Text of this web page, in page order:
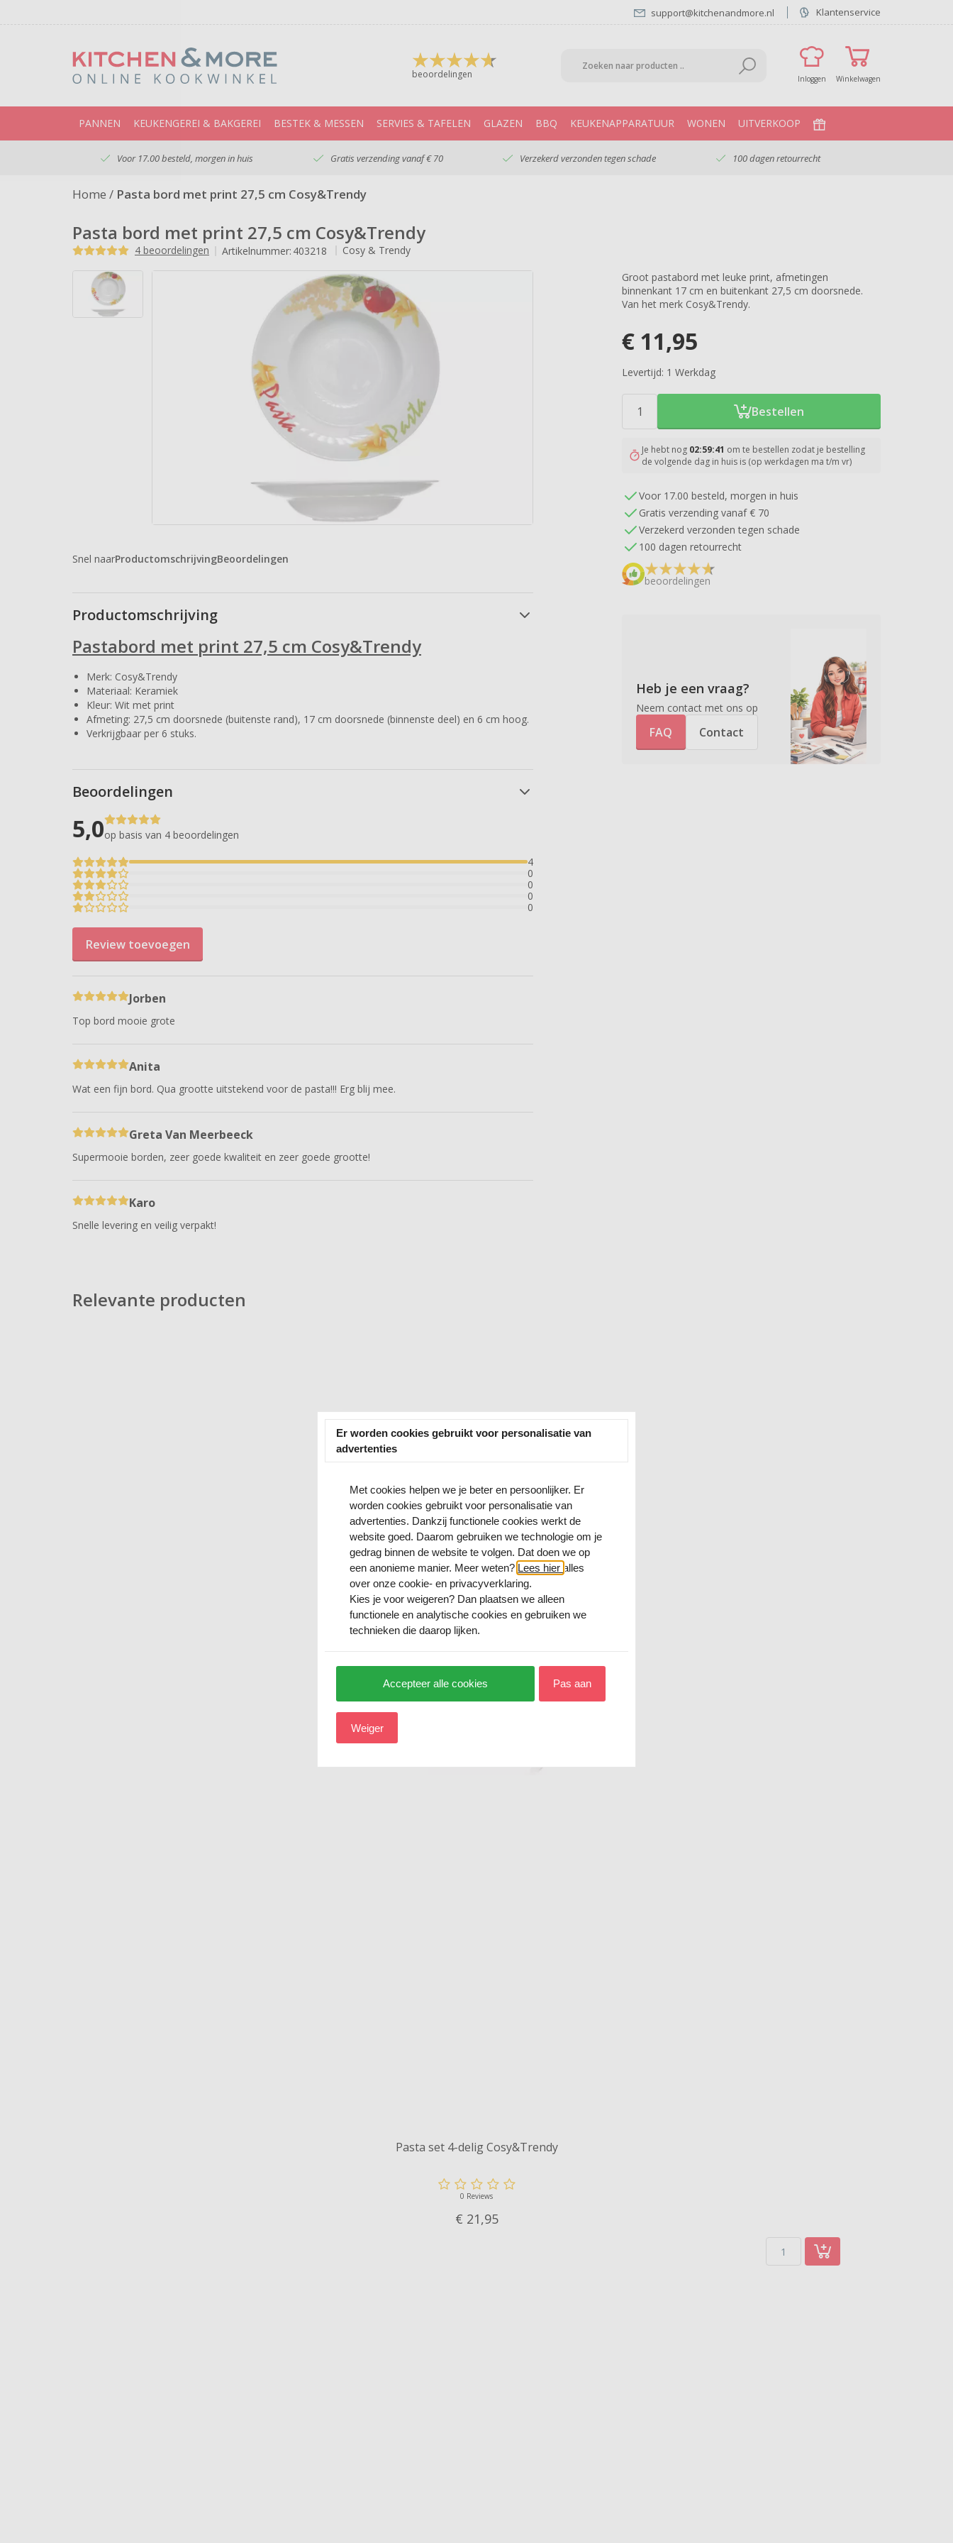
support@kitchenandmore.nl Klantenservice
beoordelingen Inloggen Winkelwagen
PANNEN KEUKENGEREI & BAKGEREI BESTEK & MESSEN SERVIES & TAFELEN GLAZEN BBQ KEUKENAPPARATUUR WONEN UITVERKOOP
Voor 17.00 besteld, morgen in huis Gratis verzending vanaf € 70 Verzekerd verzonden tegen schade 100 dagen retourrecht
Home / Pasta bord met print 27,5 cm Cosy&Trendy
Pasta bord met print 27,5 cm Cosy&Trendy
4 beoordelingen Artikelnummer: 403218
Cosy & Trendy
Groot pastabord met leuke print, afmetingen
binnenkant 17 cm en buitenkant 27,5 cm doorsnede.
Van het merk Cosy&Trendy.
€ 11,95
Levertijd: 1 Werkdag
Bestellen
Je hebt nog 02:59:40 om te bestellen zodat je bestelling
de volgende dag in huis is (op werkdagen ma t/m vr)
Voor 17.00 besteld, morgen in huis
Gratis verzending vanaf € 70
Verzekerd verzonden tegen schade
100 dagen retourrecht
beoordelingen
Heb je een vraag?
Neem contact met ons op
FAQ Contact
Snel naarProductomschrijvingBeoordelingen
Productomschrijving
Pastabord met print 27,5 cm Cosy&Trendy
Merk: Cosy&Trendy
Materiaal: Keramiek
Kleur: Wit met print
Afmeting: 27,5 cm doorsnede (buitenste rand), 17 cm doorsnede (binnenste deel) en 6 cm hoog.
Verkrijgbaar per 6 stuks.
Beoordelingen
5,0op basis van 4 beoordelingen
4
0
0
0
0
Review toevoegen
Jorben
Top bord mooie grote
Anita
Wat een fijn bord. Qua grootte uitstekend voor de pasta!!! Erg blij mee.
Greta Van Meerbeeck
Supermooie borden, zeer goede kwaliteit en zeer goede grootte!
Karo
Snelle levering en veilig verpakt!
Relevante producten
Pasta set 4-delig Cosy&Trendy
0 Reviews
€ 21,95
Er worden cookies gebruikt voor personalisatie van
advertenties
Met cookies helpen we je beter en persoonlijker. Er
worden cookies gebruikt voor personalisatie van
advertenties. Dankzij functionele cookies werkt de
website goed. Daarom gebruiken we technologie om je
gedrag binnen de website te volgen. Dat doen we op
een anonieme manier. Meer weten? Lees hier alles
over onze cookie- en privacyverklaring.
Kies je voorweigeren? Dan plaatsen we alleen
functionele en analytische cookies en gebruiken we
technieken die daarop lijken.
Accepteer alle cookies Pas aan
Weiger